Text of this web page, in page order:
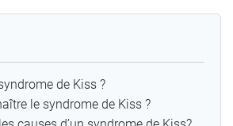
de Kiss ?
le syndrome de Kiss ?